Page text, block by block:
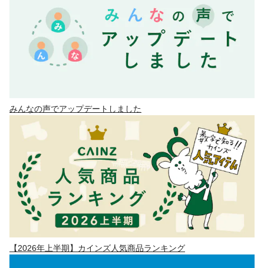
みんなの声でアップデートしました
【2026年上半期】カインズ人気商品ランキング